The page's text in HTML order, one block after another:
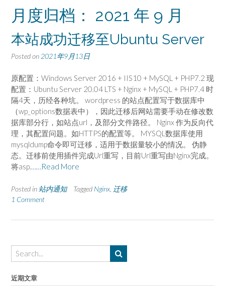
月度归档： 2021 年 9 月
本站成功迁移至Ubuntu Server
Posted on 2021年9月13日
原配置：Windows Server 2016 + IIS10 + MySQL + PHP7.2 现
配置：Ubuntu Server 20.04 LTS + Nginx + MySQL + PHP7.4 时
隔4天，历经各种坑。 wordpress 的站点配置写于数据库中
（wp_options数据表中），因此迁移后网站需要手动在修改数
据库部分行，如站点url，及部分文件路径。 Nginx 作为反向代
理，其配置问题。如HTTPS的配置等。 MYSQL数据库使用
mysqldump命令即可迁移，适用于数据量较小的情况。 伪静
态。迁移前使用插件完成Url重写，目前Url重写由Nginx完成。
将asp.……Read More
Posted in 站内通知 Tagged Nginx 迁移
1 Comment
近期文章